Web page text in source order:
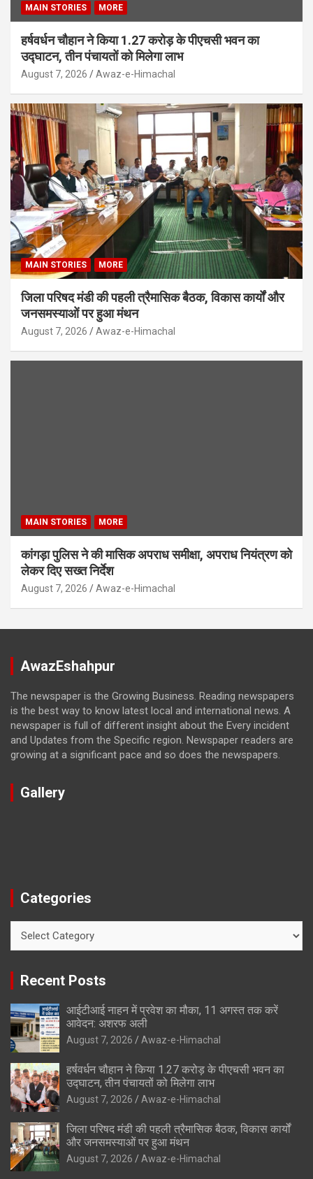
MAIN STORIES MORE
हर्षवर्धन चौहान ने किया 1.27 करोड़ के पीएचसी भवन का
उद्घाटन, तीन पंचायतों को मिलेगा लाभ
August 7, 2026 Awaz-e-Himachal
MAIN STORIES MORE
जिला परिषद मंडी की पहली त्रैमासिक बैठक, विकास कार्यों और
जनसमस्याओं पर हुआ मंथन
August 7, 2026 Awaz-e-Himachal
MAIN STORIES MORE
कांगड़ा पुलिस ने की मासिक अपराध समीक्षा, अपराध नियंत्रण को
लेकर दिए सख्त निर्देश
August 7, 2026 Awaz-e-Himachal
AwazEshahpur
The newspaper is the Growing Business. Reading newspapers
is the best way to know latest local and international news. A
newspaper is full of different insight about the Every incident
and Updates from the Specific region. Newspaper readers are
growing at a significant pace and so does the newspapers.
Gallery
Categories
Recent Posts
आईटीआई नाहन में प्रवेश का मौका, 11 अगस्त तक करें
आवेदन: अशरफ अली
August 7, 2026 Awaz-e-Himachal
हर्षवर्धन चौहान ने किया 1.27 करोड़ के पीएचसी भवन का
उद्घाटन, तीन पंचायतों को मिलेगा लाभ
August 7, 2026 Awaz-e-Himachal
जिला परिषद मंडी की पहली त्रैमासिक बैठक, विकास कार्यों
और जनसमस्याओं पर हुआ मंथन
August 7, 2026 Awaz-e-Himachal